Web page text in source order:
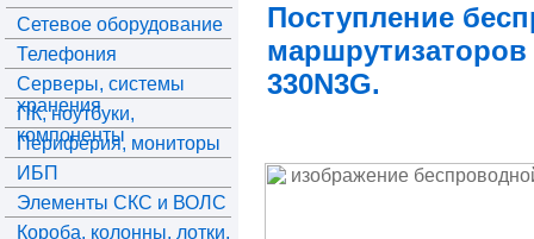
Сетевое оборудование
Телефония
Серверы, системы
хранения
ПК, ноутбуки,
компоненты
Периферия, мониторы
ИБП
Элементы СКС и ВОЛС
Короба, колонны, лотки,
Поступление
маршрутизаторов
330N3G.